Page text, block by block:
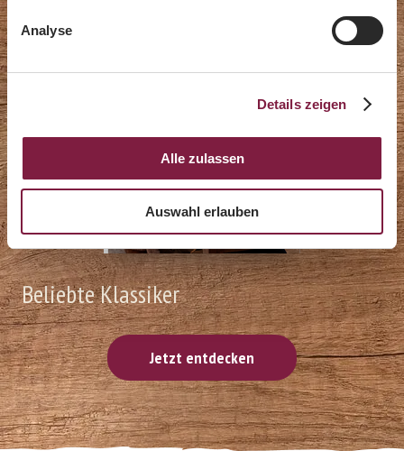
Analyse
Details zeigen
Alle zulassen
Auswahl erlauben
Beliebte Klassiker
Jetzt entdecken